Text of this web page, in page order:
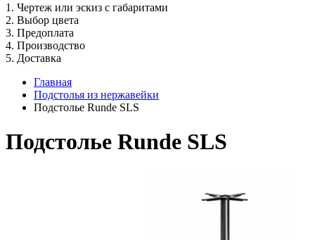
1. Чертеж или эскиз с габаритами
2. Выбор цвета
3. Предоплата
4. Производство
5. Доставка
Главная
Подстолья из нержавейки
Подстолье Runde SLS
Подстолье Runde SLS